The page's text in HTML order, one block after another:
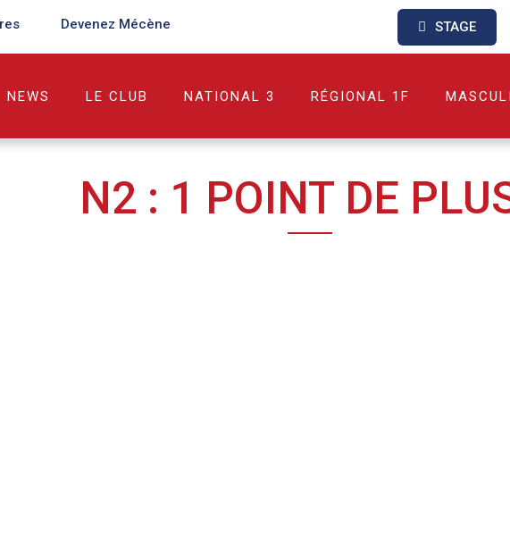
Devenez Mécène STAGE
NEWS LE CLUB NATIONAL 3 RÉGIONAL 1F
N2 : 1 POINT DE